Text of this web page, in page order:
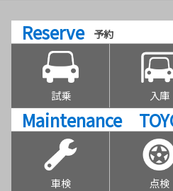
Reserve 予約
試乗 入庫
Maintenance
車検 点検